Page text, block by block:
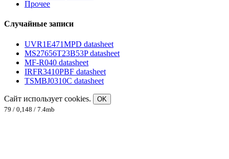
Прочее
Случайные записи
UVR1E471MPD datasheet
MS27656T23B53P datasheet
MF-R040 datasheet
IRFR3410PBF datasheet
TSMBJ0310C datasheet
Сайт использует cookies.
OK
79 / 0,148 / 7.4mb